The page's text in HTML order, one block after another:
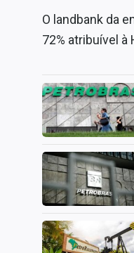
O landbank da
72% atribuível